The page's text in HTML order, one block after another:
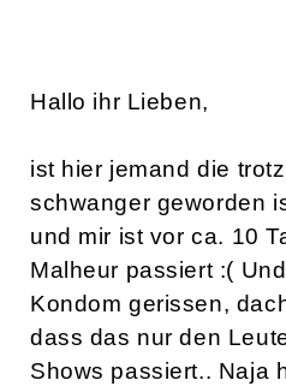
Hallo ihr Lieben,
ist hier jemand die
schwanger geworden
und mir ist vor ca. 10
Malheur passiert :(
Kondom gerissen,
dass das nur den
Shows passiert.. Naja